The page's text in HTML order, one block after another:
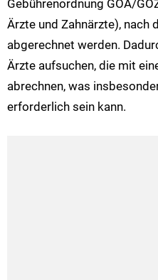
Gebührenordnung GOÄ/
Ärzte und Zahnärzte), nach
abgerechnet werden.
Ärzte aufsuchen, die mit
abrechnen, was
erforderlich sein kann.